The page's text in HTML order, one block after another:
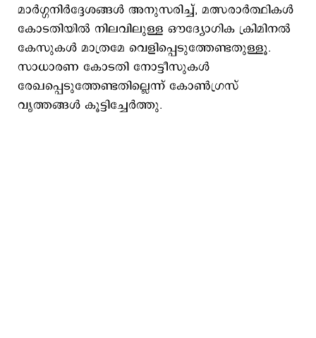
മാർഗ്ഗനിർദ്ദേശങ്ങൾ അനുസരിച്ച്, മത്സരാർത്ഥികൾ
കോടതിയിൽ നിലവിലുള്ള ഔദ്യോഗിക ക്രിമിനൽ
കേസുകൾ മാത്രമേ വെളിപ്പെടുത്തേണ്ടതുള്ളൂ.
സാധാരണ കോടതി നോട്ടീസുകൾ
രേഖപ്പെടുത്തേണ്ടതില്ലെന്ന് കോൺഗ്രസ്
വൃത്തങ്ങൾ കൂട്ടിച്ചേർത്തു.